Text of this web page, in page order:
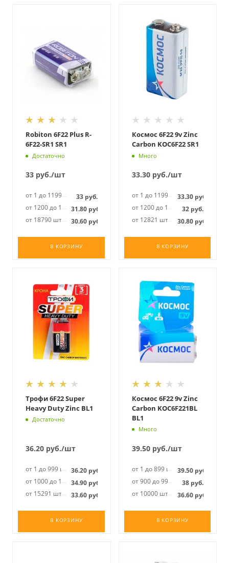
Robiton 6F22 Plus R-
6F22-SR1 SR1
Достаточно
33 руб./шт
от 1 до 1199 шт 33руб.
от 1200 до 18789 шт
31.80 руб.
от 18790 шт
30.60 руб.
В КОРЗИНУ
Космос 6F22 9v Zinc
Carbon KOC6F22 SR1
Много
33.30руб./шт
от 1 до 1199 шт33.30руб.
от 1200 до 12820 шт
32 руб.
от 12821 шт
30.80руб.
В КОРЗИНУ
Трофи 6F22 Super
Heavy Duty Zinc BL1
Достаточно
36.20 руб./шт
от 1 до 999 шт 36.20 руб.
от 1000 до 15290 шт
34.90 руб.
от 15291 шт
33.60 руб.
В КОРЗИНУ
Космос 6F22 9v Zinc
Carbon KOC6F221BL
BL1
Много
39.50руб./шт
от 1 до 899 шт 39.50руб.
от 900 до 9999 шт38 руб.
от 10000 шт
36.60руб.
В КОРЗИНУ